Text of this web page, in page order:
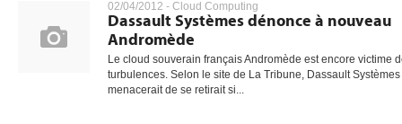
02/04/2012 - Cloud Computing
Dassault Systèmes dénonce à nouveau
Andromède
Le cloud souverain français Andromède est encore victime
turbulences. Selon le site de La Tribune, Dassault Systèmes
menacerait de se retirait si...